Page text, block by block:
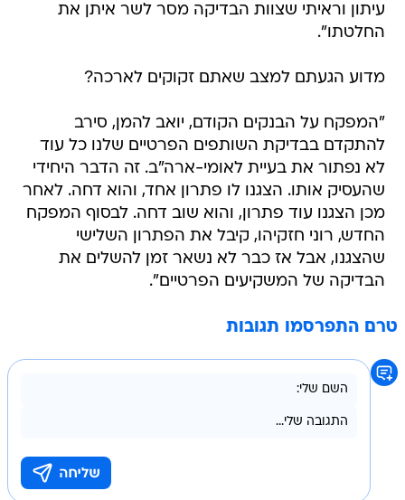
עיתון וראיתי שצוות הבדיקה מסר לשר איתן את
החלטתו".
מדוע הגעתם למצב שאתם זקוקים לארכה?
"המפקח על הבנקים הקודם, יואב להמן, סירב
להתקדם בבדיקת השותפים הפרטיים שלנו כל עוד
לא נפתור את בעיית לאומי-ארה"ב. זה הדבר היחידי
שהעסיק אותו. הצגנו לו פתרון אחד, והוא דחה. לאחר
מכן הצגנו עוד פתרון, והוא שוב דחה. לבסוף המפקח
החדש, רוני חזקיהו, קיבל את הפתרון השלישי
שהצגנו, אבל אז כבר לא נשאר זמן להשלים את
הבדיקה של המשקיעים הפרטיים".
טרם התפרסמו תגובות